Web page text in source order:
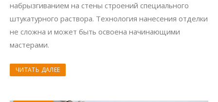
набрызгиванием на стены строений специального
штукатурного раствора. Технология нанесения отделки
не сложна и может быть освоена начинающими
мастерами.
ЧИТАТЬ ДАЛЕЕ